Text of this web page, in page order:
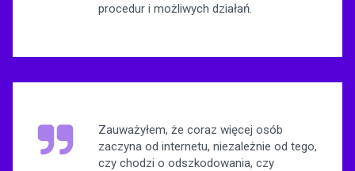
procedur i możliwych działań.
Zauważyłem, że coraz więcej osób
zaczyna od internetu, niezależnie od tego,
czy chodzi o odszkodowania, czy